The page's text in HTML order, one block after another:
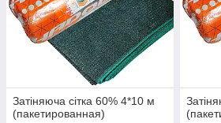
Затіняюча сітка 60% 4*10 м
(пакетированная)